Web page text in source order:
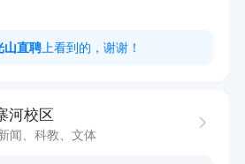
山直聘上看见的、谢谢！
山直聘 上看到的，谢谢！
河校区
闻、科教、文体